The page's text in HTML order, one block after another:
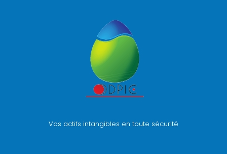
Vos actifs intangibles en toute sécurité